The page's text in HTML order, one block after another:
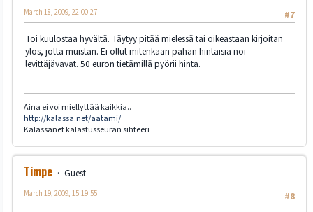
#7
March 18, 2009, 22:00:27
Toi kuulostaa hyvältä. Täytyy pitää mielessä tai oikeastaan kirjoitan
ylös, jotta muistan. Ei ollut mitenkään pahan hintaisia noi
levittäjävavat. 50 euron tietämillä pyörii hinta.
Aina ei voi miellyttää kaikkia..
http://kalassa.net/aatami/
Kalassanet kalastusseuran sihteeri
Timpe
Guest
#8
March 19, 2009, 15:19:55